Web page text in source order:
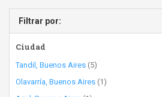
Filtrar por:
Ciudad
Tandil, Buenos Aires (5)
Olavarría, Buenos Aires (1)